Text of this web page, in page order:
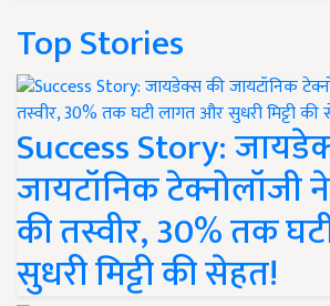
Top Stories
Success Story:
जायटॉनिक टेक्नोलॉजी
की तस्वीर, 30% तक
सुधरी मिट्टी की सेहत!